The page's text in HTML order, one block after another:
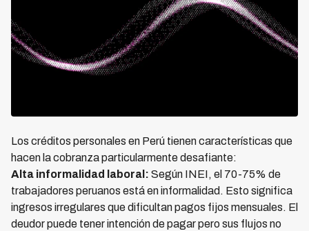
Los créditos personales en Perú tienen características que
hacen la cobranza particularmente desafiante:
Alta informalidad laboral: Según INEI, el 70-75% de
trabajadores peruanos está en informalidad. Esto significa
ingresos irregulares que dificultan pagos fijos mensuales. El
deudor puede tener intención de pagar pero sus flujos no